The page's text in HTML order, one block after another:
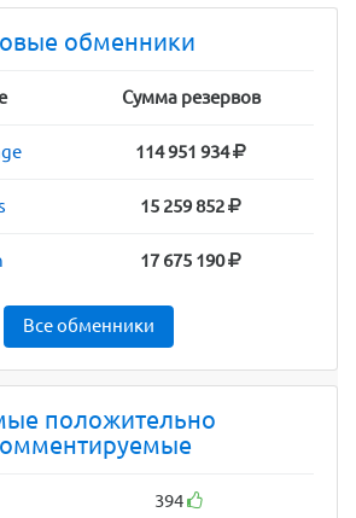
обменники
Сумма резервов
114 951 934
15 259 852
17 675 190
Все обменники
положительно
394